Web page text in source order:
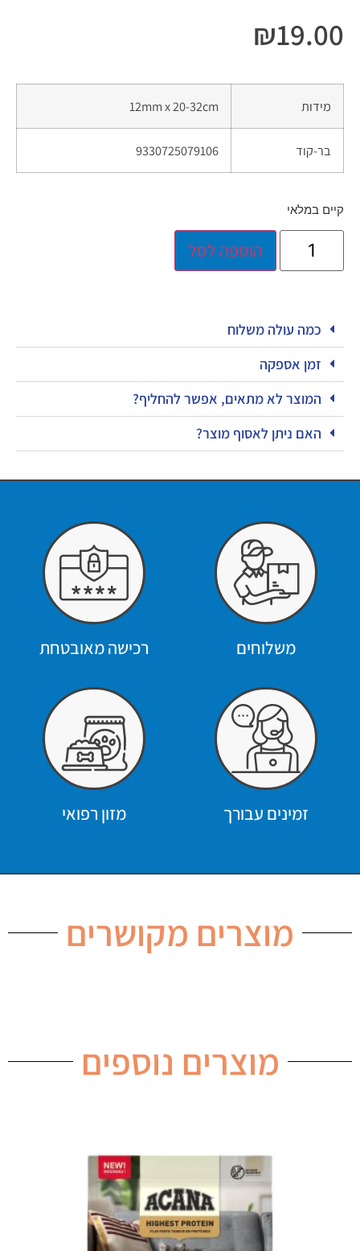
₪19.00
מידות 12mm x 20-32cm
בר-קוד 9330725079106
קיים במלאי
הוספה לסל
כמה עולה משלוח
זמן אספקה
המוצר לא מתאים, אפשר להחליף?
האם ניתן לאסוף מוצר?
משלוחים רכישה מאובטחת
זמינים עבורך מזון רפואי
מוצרים מקושרים
מוצרים נוספים